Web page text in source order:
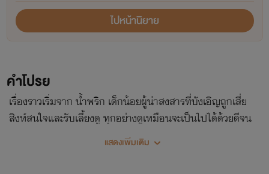
ไปหน้านิยาย
คำโปรย
เรื่องราวเริ่มจาก น้ำพริก เด็กน้อยผู้น่าสงสารที่บังเอิญถูกเสี่ย
สิงห์สนใจและรับเลี้ยงดู ทุกอย่างดูเหมือนจะเป็นไปได้ด้วยดีจน
กระทั้งวันหนึ่งได้มีอีกหนึ่งชีวิตที่กำลังจะลืมตาดูโลก อีกหนึ่งชีวิต
แสดงเพิ่มเติม